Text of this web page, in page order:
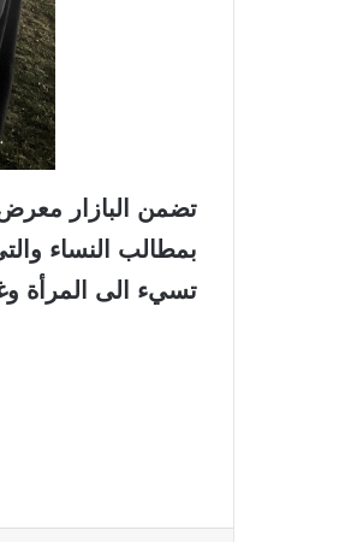
تضمن البازار
بمطالب النساء
تسيء الى المرأة